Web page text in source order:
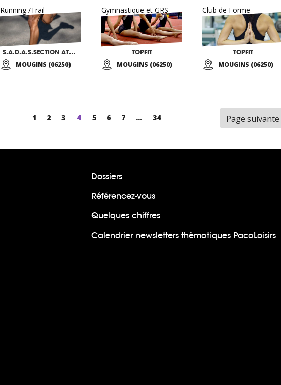
Running /Trail
S.A.D.A.S.SECTION ATHLÉTIQUE DÉPARTEMENTALE AMICALE ET SPORTIVE
MOUGINS (06250)
Gymnastique et GRS
TOPFIT
MOUGINS (06250)
Club de Forme
TOPFIT
MOUGINS (06250)
Page
1 Page
2 Page
3 Page
4 Page
5 Page
6 Page
7 ... Page
34 Page suivante
Dossiers
Référencez-vous
Quelques chiffres
Calendrier newsletters thèmatiques PacaLoisirs